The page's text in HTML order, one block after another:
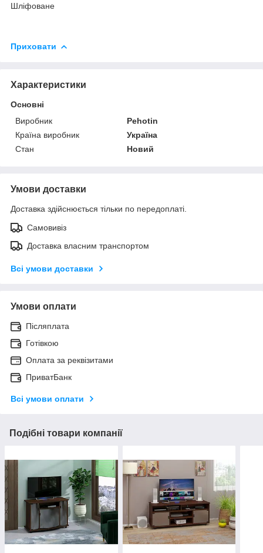
Шліфоване
Приховати
Характеристики
Основні
Виробник
Pehotin
Країна виробник
Україна
Стан
Новий
Умови доставки
Доставка здійснюється тільки по передоплаті.
Самовивіз
Доставка власним транспортом
Всі умови доставки
Умови оплати
Післяплата
Готівкою
Оплата за реквізитами
ПриватБанк
Всі умови оплати
Подібні товари компанії